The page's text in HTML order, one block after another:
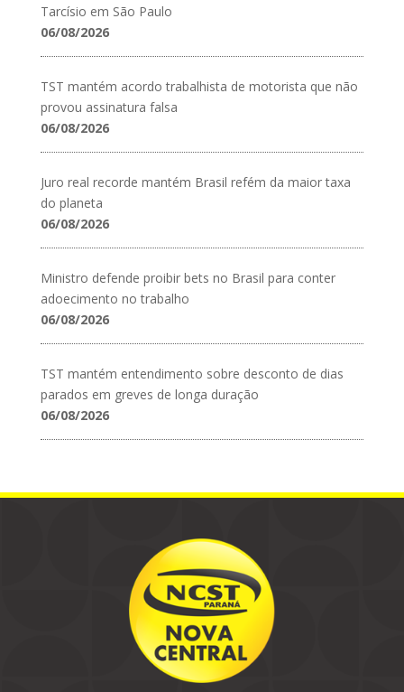
Tarcísio em São Paulo
06/08/2026
TST mantém acordo trabalhista de motorista que não
provou assinatura falsa
06/08/2026
Juro real recorde mantém Brasil refém da maior taxa
do planeta
06/08/2026
Ministro defende proibir bets no Brasil para conter
adoecimento no trabalho
06/08/2026
TST mantém entendimento sobre desconto de dias
parados em greves de longa duração
06/08/2026